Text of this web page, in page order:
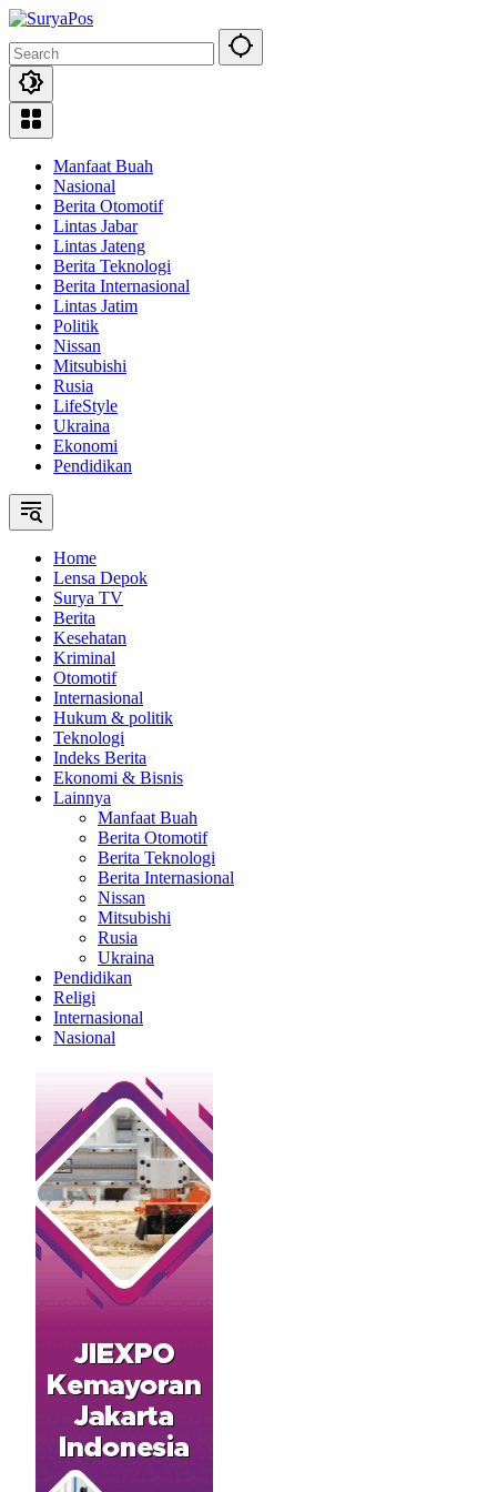
Skip
content
Manfaat Buah
Nasional
Berita Otomotif
Lintas Jabar
Lintas Jateng
Berita Teknologi
Berita Internasional
Lintas Jatim
Politik
Nissan
Mitsubishi
Rusia
LifeStyle
Ukraina
Ekonomi
Pendidikan
Home
Lensa Depok
Surya TV
Berita
Kesehatan
Kriminal
Otomotif
Internasional
Hukum & politik
Teknologi
Indeks Berita
Ekonomi & Bisnis
Lainnya
Manfaat Buah
Berita Otomotif
Berita Teknologi
Berita Internasional
Nissan
Mitsubishi
Rusia
Ukraina
Pendidikan
Religi
Internasional
Nasional